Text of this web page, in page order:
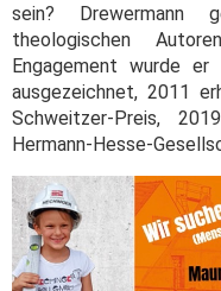
sein? Drewermann
theologischen
Engagement wurde
ausgezeichnet, 2011
Schweitzer-Preis,
Hermann-Hesse-